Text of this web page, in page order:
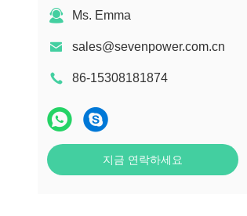
Ms. Emma
sales@sevenpower.com.cn
86-15308181874
지금 연락하세요